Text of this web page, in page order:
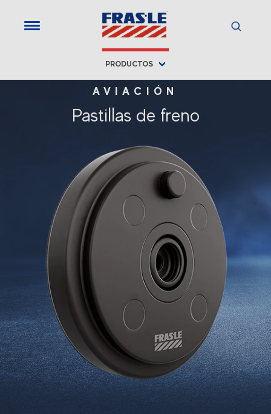
PRODUCTOS
AVIACIÓN
Pastillas de freno